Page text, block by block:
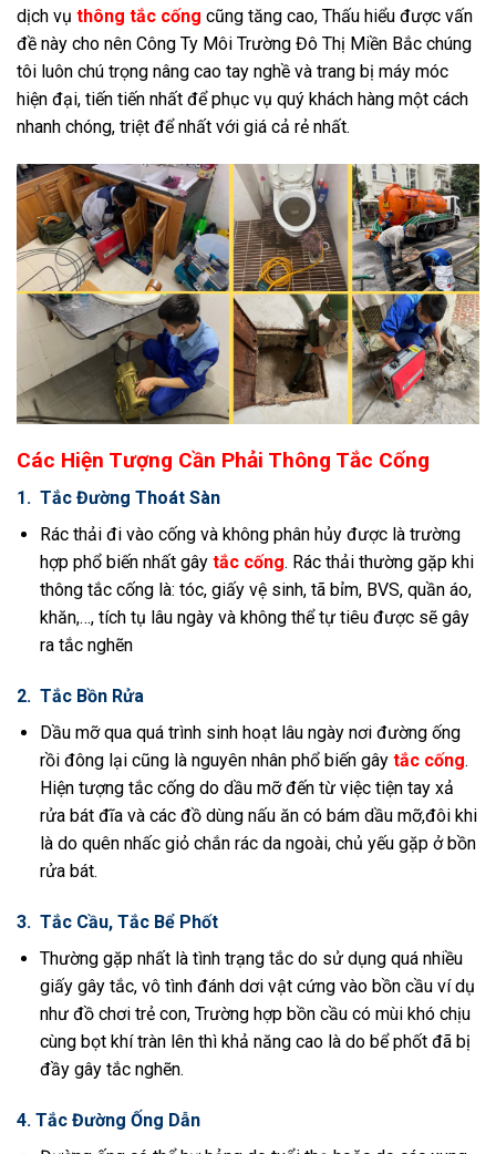
dịch vụ thông tắc cống cũng tăng cao, Thấu hiểu được vấn
đề này cho nên Công Ty Môi Trường Đô Thị Miền Bắc chúng
tôi luôn chú trọng nâng cao tay nghề và trang bị máy móc
hiện đại, tiến tiến nhất để phục vụ quý khách hàng một cách
nhanh chóng, triệt để nhất với giá cả rẻ nhất.
Các Hiện Tượng Cần Phải Thông Tắc Cống
1. Tắc Đường Thoát Sàn
Rác thải đi vào cống và không phân hủy được là trường
hợp phổ biến nhất gây tắc cống. Rác thải thường gặp khi
thông tắc cống là: tóc, giấy vệ sinh, tã bỉm, BVS, quần áo,
khăn,…, tích tụ lâu ngày và không thể tự tiêu được sẽ gây
ra tắc nghẽn
2. Tắc Bồn Rửa
Dầu mỡ qua quá trình sinh hoạt lâu ngày nơi đường ống
rồi đông lại cũng là nguyên nhân phổ biến gây tắc cống.
Hiện tượng tắc cống do dầu mỡ đến từ việc tiện tay xả
rửa bát đĩa và các đồ dùng nấu ăn có bám dầu mỡ,đôi khi
là do quên nhấc giỏ chắn rác da ngoài, chủ yếu gặp ở bồn
rửa bát.
3. Tắc Cầu, Tắc Bể Phốt
Thường gặp nhất là tình trạng tắc do sử dụng quá nhiều
giấy gây tắc, vô tình đánh dơi vật cứng vào bồn cầu ví dụ
như đồ chơi trẻ con, Trường hợp bồn cầu có mùi khó chịu
cùng bọt khí tràn lên thì khả năng cao là do bể phốt đã bị
đầy gây tắc nghẽn.
4. Tắc Đường Ống Dẫn